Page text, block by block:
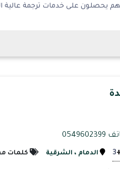
يحصلون على خدمات ترجمة عالية
3 الدمام ، الشرقية كلمات